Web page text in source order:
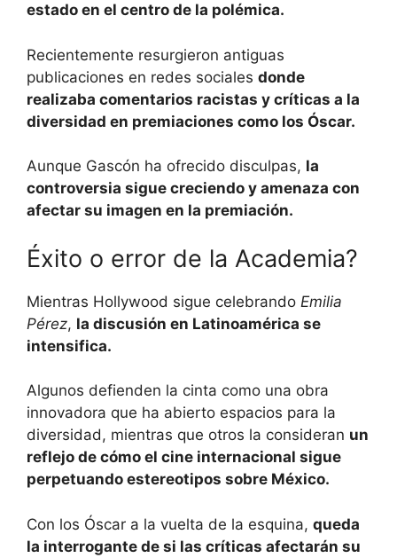
estado en el centro de la polémica.
Recientemente resurgieron antiguas
publicaciones en redes sociales donde
realizaba comentarios racistas y críticas a la
diversidad en premiaciones como los Óscar.
Aunque Gascón ha ofrecido disculpas, la
controversia sigue creciendo y amenaza con
afectar su imagen en la premiación.
Éxito o error de la Academia?
Mientras Hollywood sigue celebrando Emilia
Pérez, la discusión en Latinoamérica se
intensifica.
Algunos defienden la cinta como una obra
innovadora que ha abierto espacios para la
diversidad, mientras que otros la consideran un
reflejo de cómo el cine internacional sigue
perpetuando estereotipos sobre México.
Con los Óscar a la vuelta de la esquina, queda
la interrogante de si las críticas afectarán su